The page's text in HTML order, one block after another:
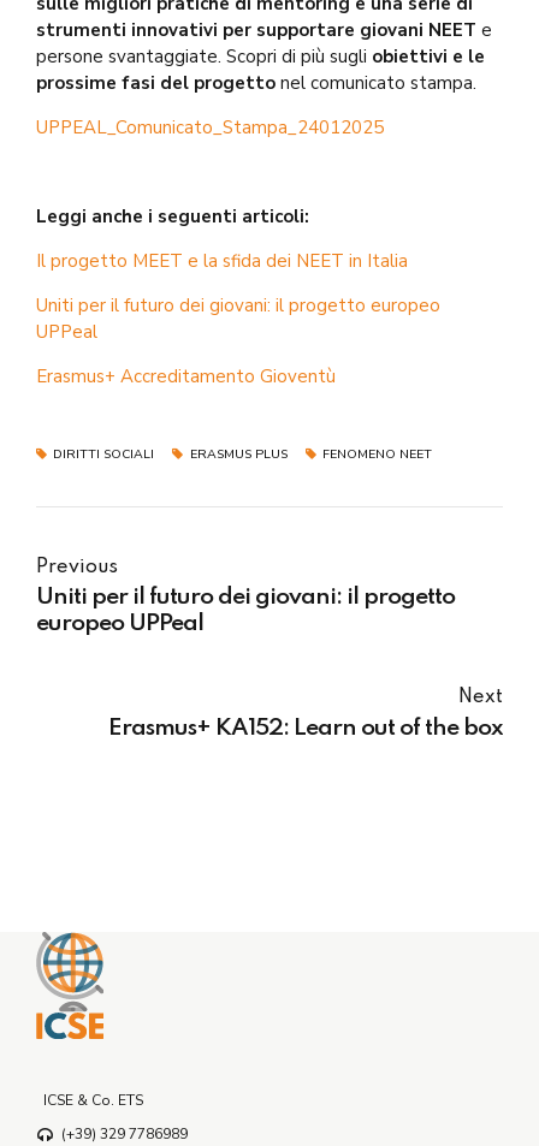
strumenti innovativi per supportare giovani NEET e
persone svantaggiate. Scopri di più sugli obiettivi e le
prossime fasi del progetto nel comunicato stampa.
UPPEAL_Comunicato_Stampa_24012025
Leggi anche i seguenti articoli:
Il progetto MEET e la sfida dei NEET in Italia
Uniti per il futuro dei giovani: il progetto europeo
UPPeal
Erasmus+ Accreditamento Gioventù
DIRITTI SOCIALI ERASMUS PLUS FENOMENO NEET
Previous
Uniti per il futuro dei giovani: il progetto
europeo UPPeal
Next
Erasmus+ KA152: Learn out of the box
ICSE & Co. ETS
(+39) 329 7786989